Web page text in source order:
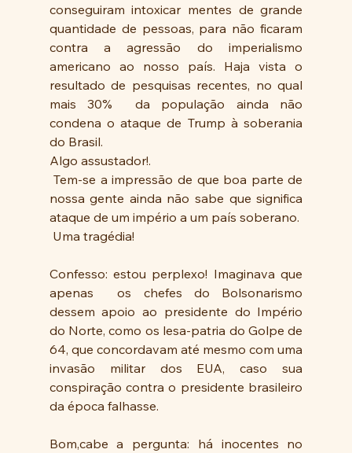
conseguiram intoxicar mentes de grande
quantidade de pessoas, para não ficaram
contra a agressão do imperialismo
americano ao nosso país. Haja vista o
resultado de pesquisas recentes, no qual
mais 30%  da população ainda não
condena o ataque de Trump à soberania
do Brasil.
Algo assustador!.
Tem-se a impressão de que boa parte de
nossa gente ainda não sabe que significa
ataque de um império a um país soberano.
Uma tragédia!
Confesso: estou perplexo! Imaginava que
apenas  os chefes do Bolsonarismo
dessem apoio ao presidente do Império
do Norte, como os lesa-patria do Golpe de
64, que concordavam até mesmo com uma
invasão militar dos EUA, caso sua
conspiração contra o presidente brasileiro
da época falhasse.
Bom,cabe a pergunta: há inocentes no